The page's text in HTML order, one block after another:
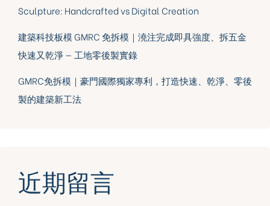
Sculpture: Handcrafted vs Digital Creation
建築科技板模 GMRC 免拆模｜澆注完成即具強度、拆五金
快速又乾淨 — 工地零後製實錄
GMRC免拆模｜豪門國際獨家專利，打造快速、乾淨、零後
製的建築新工法
近期留言